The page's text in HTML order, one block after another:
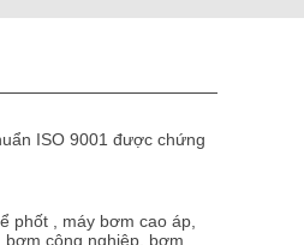
ISO 9001 được chứng
phốt , máy bơm cao áp,
công nghiệp, bơm